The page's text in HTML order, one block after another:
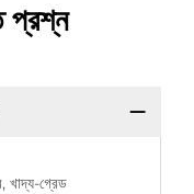
প্রশ্ন
খাদ্য-গ্রেড